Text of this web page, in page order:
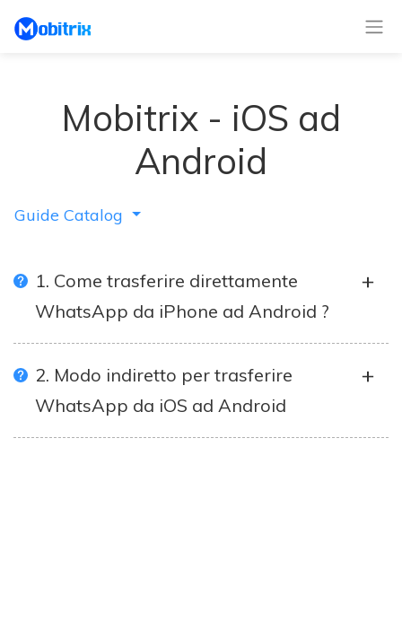
Mobitrix - iOS ad
Android
Guide Catalog
1. Come trasferire direttamente
WhatsApp da iPhone ad Android ?
2. Modo indiretto per trasferire
WhatsApp da iOS ad Android